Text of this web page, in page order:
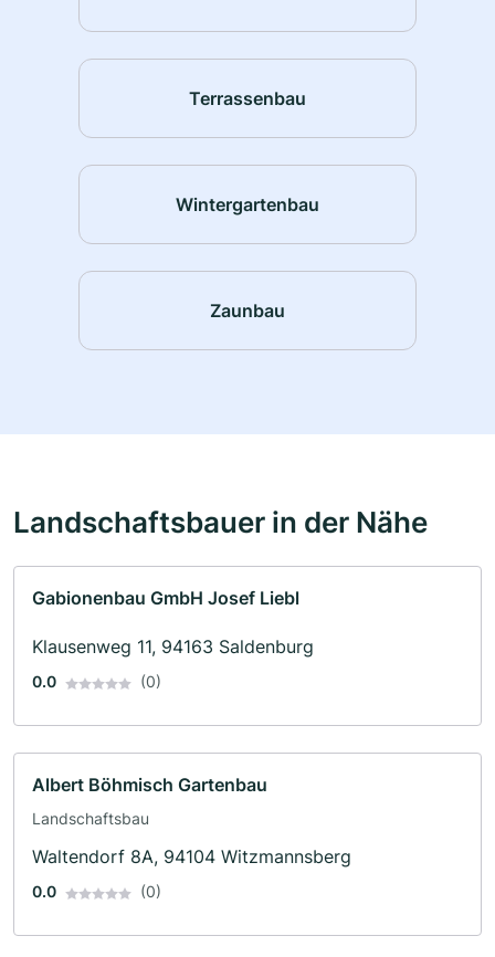
Terrassenbau
Wintergartenbau
Zaunbau
Landschaftsbauer in der Nähe
Gabionenbau GmbH Josef Liebl
Klausenweg 11, 94163 Saldenburg
0.0 (0)
Albert Böhmisch Gartenbau
Landschaftsbau
Waltendorf 8A, 94104 Witzmannsberg
0.0 (0)